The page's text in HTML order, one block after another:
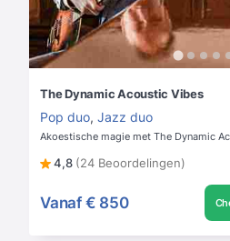
The Dynamic Acoustic Vibes
Pop duo, Jazz duo
Akoestische magie met The Dynamic
4,8 (24 Beoordelingen)
Vanaf € 850